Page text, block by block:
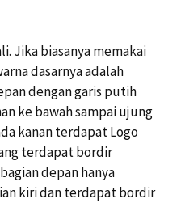
Jika biasanya memakai
dasarnya adalah
dengan garis putih
ke bawah sampai ujung
kanan terdapat Logo
terdapat bordir
depan hanya
kiri dan terdapat bordir